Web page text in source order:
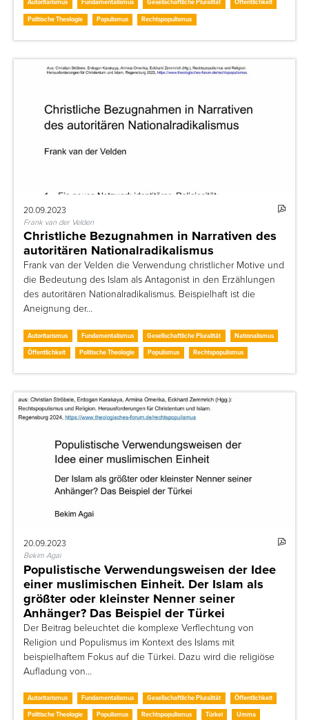
Autoritarismus Fundamentalismus Gesellschaftliche Pluralität
Öffentlichkeit
Politische Theologie
Populismus Rechtspopulismus
20.09.2023
Frank van der Velden
Christliche Bezugnahmen in Narrativen des
autoritären Nationalradikalismus
Frank van der Velden die Verwendung christlicher Motive und
die Bedeutung des Islam als Antagonist in den Erzählungen
des autoritären Nationalradikalismus. Beispielhaft ist die
Aneignung der…
Autoritarismus Fundamentalismus Gesellschaftliche Pluralität
Nationalismus
Öffentlichkeit
Politische Theologie Populismus Rechtspopulismus
20.09.2023
Bekim Agai
Populistische Verwendungsweisen der Idee
einer muslimischen Einheit. Der Islam als
größter oder kleinster Nenner seiner
Anhänger? Das Beispiel der Türkei
Der Beitrag beleuchtet die komplexe Verflechtung von
Religion und Populismus im Kontext des Islams mit
beispielhaftem Fokus auf die Türkei. Dazu wird die religiöse
Aufladung von…
Autoritarismus Fundamentalismus Gesellschaftliche Pluralität
Öffentlichkeit
Politische Theologie
Populismus Rechtspopulismus Türkei Umma